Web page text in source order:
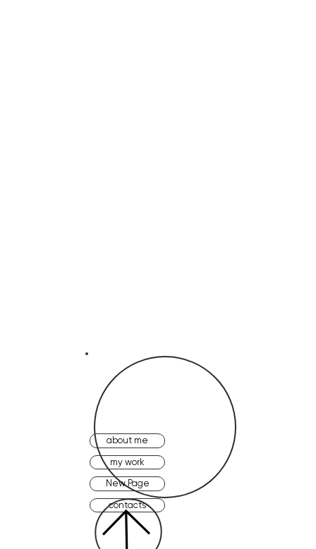
about me
my work
New Page
contacts